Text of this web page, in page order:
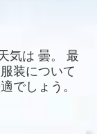
気は 曇。
最
服装について
でしょう。